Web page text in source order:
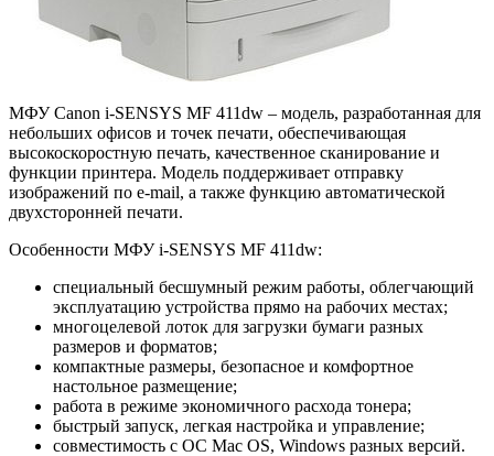
МФУ Canon i-SENSYS MF 411dw – модель, разработанная для
небольших офисов и точек печати, обеспечивающая
высокоскоростную печать, качественное сканирование и
функции принтера. Модель поддерживает отправку
изображений по e-mail, а также функцию автоматической
двухсторонней печати.
Особенности МФУ i-SENSYS MF 411dw:
специальный бесшумный режим работы, облегчающий
эксплуатацию устройства прямо на рабочих местах;
многоцелевой лоток для загрузки бумаги разных
размеров и форматов;
компактные размеры, безопасное и комфортное
настольное размещение;
работа в режиме экономичного расхода тонера;
быстрый запуск, легкая настройка и управление;
совместимость с ОС Mac OS, Windows разных версий.